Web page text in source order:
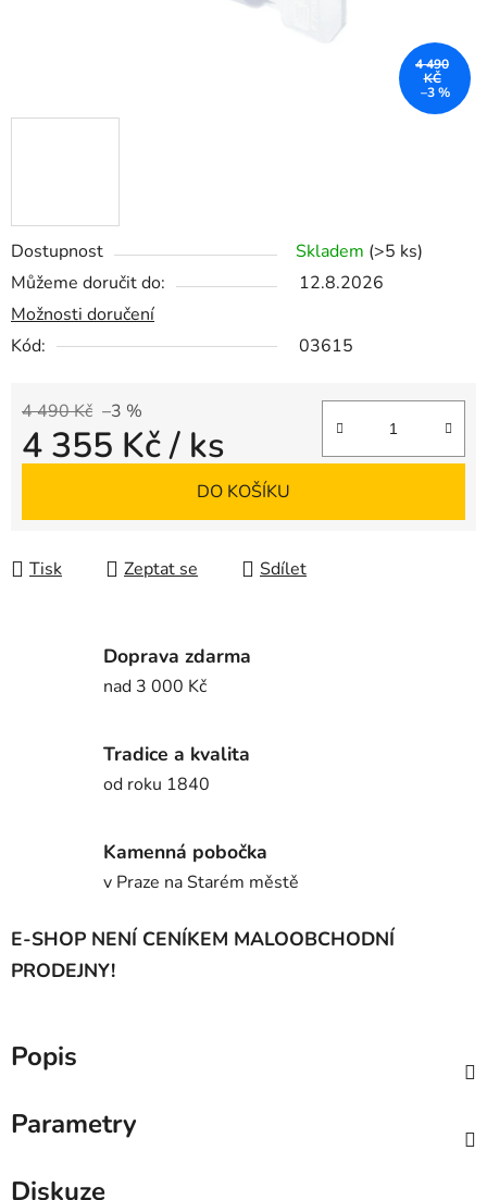
Dostupnost Skladem (>5 ks)
Můžeme doručit do:
12.8.2026
Možnosti doručení
Kód:
03615
4 490 Kč –3 %
4 355 Kč/ ks
DO KOŠÍKU
Tisk Zeptat se Sdílet
4 490
KČ
–3 %
Doprava zdarma
nad 3 000 Kč
Tradice a kvalita
od roku 1840
Kamenná pobočka
v Praze na Starém městě
E-SHOP NENÍ CENÍKEM MALOOBCHODNÍ
PRODEJNY!
Popis
Parametry
Diskuze